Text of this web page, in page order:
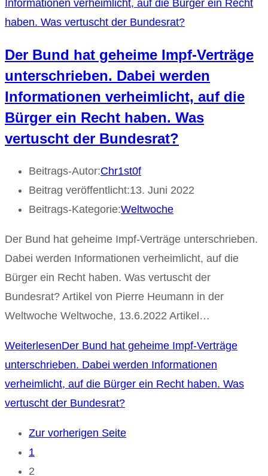
Der Bund hat geheime Impf-Verträge
unterschrieben. Dabei werden
Informationen verheimlicht, auf die
Bürger ein Recht haben. Was
vertuscht der Bundesrat?​
Beitrags-Autor:Chr1st0f
Beitrag veröffentlicht:13. Juni 2022
Beitrags-Kategorie:Weltwoche
Der Bund hat geheime Impf-Verträge unterschrieben.
Dabei werden Informationen verheimlicht, auf die
Bürger ein Recht haben. Was vertuscht der
Bundesrat? Artikel von Pierre Heumann in der
Weltwoche Weltwoche, 13.6.2022 Artikel…
WeiterlesenDer Bund hat geheime Impf-Verträge
unterschrieben. Dabei werden Informationen
verheimlicht, auf die Bürger ein Recht haben. Was
vertuscht der Bundesrat?​
Zur vorherigen Seite
1
2